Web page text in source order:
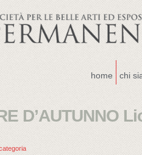
home chi
D’AUTUNNO